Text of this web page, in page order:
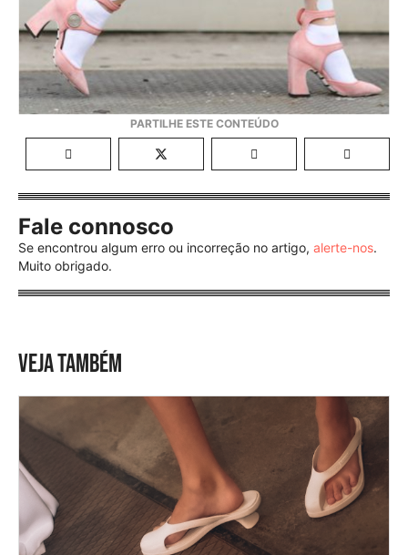
Fale connosco
Se encontrou algum erro ou incorreção no artigo, alerte-nos.
Muito obrigado.
VEJA TAMBÉM